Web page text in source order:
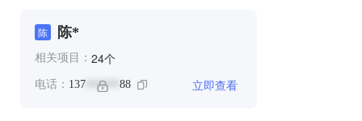
陈 陈*
相关项目： 24个
电话： 137 ****** 88 立即查看